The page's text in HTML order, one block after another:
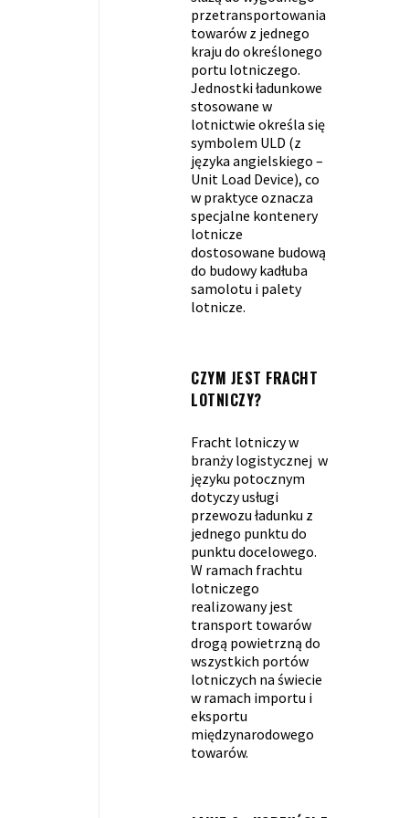
przetransportowania
towarów z jednego
kraju do określonego
portu lotniczego.
Jednostki ładunkowe
stosowane w
lotnictwie określa się
symbolem ULD (z
języka angielskiego –
Unit Load Device), co
w praktyce oznacza
specjalne kontenery
lotnicze
dostosowane budową
do budowy kadłuba
samolotu i palety
lotnicze.
CZYM JEST FRACHT
LOTNICZY?
Fracht lotniczy w
branży logistycznej w
języku potocznym
dotyczy usługi
przewozu ładunku z
jednego punktu do
punktu docelowego.
W ramach frachtu
lotniczego
realizowany jest
transport towarów
drogą powietrzną do
wszystkich portów
lotniczych na świecie
w ramach importu i
eksportu
międzynarodowego
towarów.